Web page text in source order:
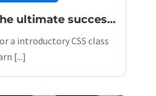
Mind power the ultimate success formula
a introductory CSS class
[...]